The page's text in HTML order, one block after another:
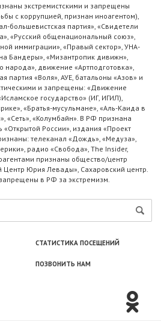
экстремистскими и запрещены
с коррупцией, признан иноагентом),
большевистская партия», «Свидетели
«Русский общенациональный союз»,
иммиграции», «Правый сектор», УНА-
Бандеры», «Мизантропик дивижн»,
народа», движение «Артподготовка»,
партия «Воля», АУЕ, батальоны «Азов» и
и запрещены: «Движение
государство» (ИГ, ИГИЛ),
«Братья-мусульмане», «Аль-Каида в
«Сеть», «Колумбайн». В РФ признана
«Открытой России», издания «Проект
телеканал «Дождь», «Медуза»,
радио «Свобода», The Insider,
признаны общество/центр
Центр Юрия Левады», Сахаровский центр.
в РФ за экстремизм.
СТАТИСТИКА ПОСЕЩЕНИЙ
ПОЗВОНИТЬ НАМ